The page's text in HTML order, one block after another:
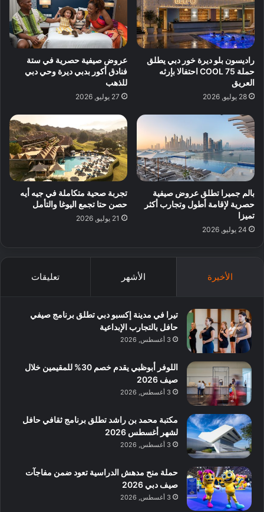
راديسون بلو ديرة خور دبي يطلق
حملة 75 COOL احتفالا بإرثه
العريق
28 يوليو, 2026
عروض صيفية حصرية في ستة
فنادق أكور بدبي ديرة وحي دبي
للذهب
27 يوليو, 2026
بالم جميرا تطلق عروض صيفية
حصرية لإقامة أطول وتجارب أكثر
تميزا
24 يوليو, 2026
تجربة صحية متكاملة في جيه أيه
حصن حتا تجمع اليوغا والتأمل
21 يوليو, 2026
الأخيرة الأشهر تعليقات
تيرا في مدينة إكسبو دبي تطلق برنامج صيفي
حافل بالتجارب الإبداعية
3 أغسطس, 2026
اللوفر أبوظبي يقدم خصم 30% للمقيمين خلال
صيف 2026
3 أغسطس, 2026
مكتبة محمد بن راشد تطلق برنامج ثقافي حافل
لشهر أغسطس 2026
3 أغسطس, 2026
حملة منح مدهش الدراسية تعود ضمن مفاجآت
صيف دبي 2026
3 أغسطس, 2026